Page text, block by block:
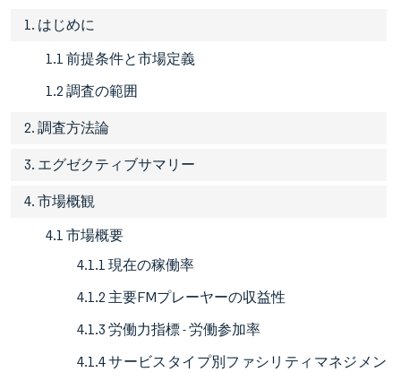
1. はじめに
1.1 前提条件と市場定義
1.2 調査の範囲
2. 調査方法論
3. エグゼクティブサマリー
4. 市場概観
4.1 市場概要
4.1.1 現在の稼働率
4.1.2 主要FMプレーヤーの収益性
4.1.3 労働力指標 - 労働参加率
4.1.4 サービスタイプ別ファシリティマネジメン